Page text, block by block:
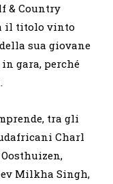
& Country
il titolo vinto
sua giovane
gara, perché
tra gli
Charl
Milkha Singh,